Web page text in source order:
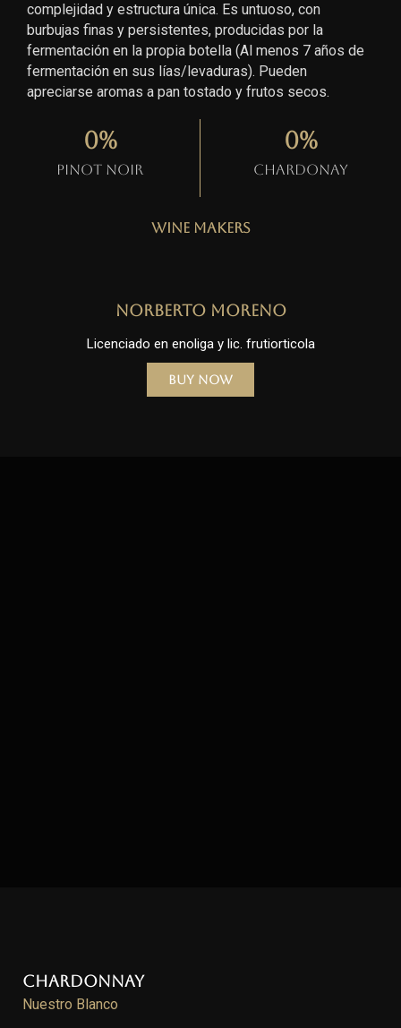
complejidad y estructura única. Es untuoso, con
burbujas finas y persistentes, producidas por la
fermentación en la propia botella (Al menos 7 años de
fermentación en sus lías/levaduras). Pueden
apreciarse aromas a pan tostado y frutos secos.
Pinot Noir
0%
Chardonay
0%
Wine Makers
Norberto Moreno
Licenciado en enoliga y lic. frutiorticola
Buy Now
Chardonnay
Nuestro Blanco